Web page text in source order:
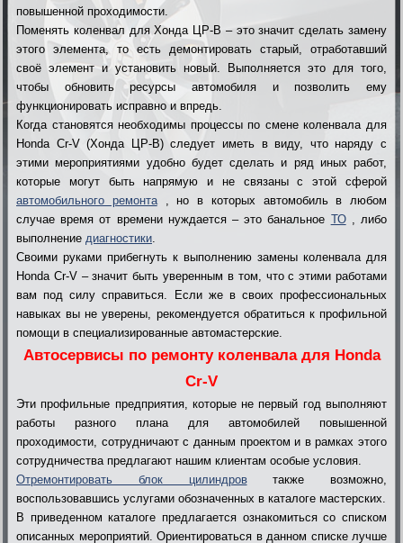
повышенной проходимости.
Поменять коленвал для Хонда ЦР-В – это значит сделать замену
этого элемента, то есть демонтировать старый, отработавший
своё элемент и установить новый. Выполняется это для того,
чтобы обновить ресурсы автомобиля и позволить ему
функционировать исправно и впредь.
Когда становятся необходимы процессы по смене коленвала для
Honda Cr-V (Хонда ЦР-В) следует иметь в виду, что наряду с
этими мероприятиями удобно будет сделать и ряд иных работ,
которые могут быть напрямую и не связаны с этой сферой
автомобильного ремонта, но в которых автомобиль в любом
случае время от времени нуждается – это банальное ТО, либо
выполнение диагностики
Своими руками прибегнуть к выполнению замены коленвала для
Honda Cr-V – значит быть уверенным в том, что с этими работами
вам под силу справиться. Если же в своих профессиональных
навыках вы не уверены, рекомендуется обратиться к профильной
помощи в специализированные автомастерские.
Автосервисы по ремонту коленвала для Honda
Cr-V
Эти профильные предприятия, которые не первый год выполняют
работы разного плана для автомобилей повышенной
проходимости, сотрудничают с данным проектом и в рамках этого
сотрудничества предлагают нашим клиентам особые условия.
Отремонтировать блок цилиндровтакже возможно,
воспользовавшись услугами обозначенных в каталоге мастерских.
В приведенном каталоге предлагается ознакомиться со списком
описанных мероприятий. Ориентироваться в данном списке лучше